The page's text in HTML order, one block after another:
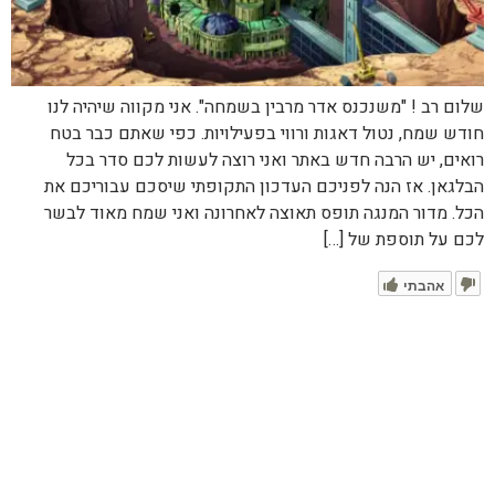
שלום רב ! "משנכנס אדר מרבין בשמחה". אני מקווה שיהיה לנו
חודש שמח, נטול דאגות ורווי בפעילויות. כפי שאתם כבר בטח
רואים, יש הרבה חדש באתר ואני רוצה לעשות לכם סדר בכל
הבלגאן. אז הנה לפניכם העדכון התקופתי שיסכם עבוריכם את
הכל. מדור המנגה תופס תאוצה לאחרונה ואני שמח מאוד לבשר
לכם על תוספת של […]
אהבתי